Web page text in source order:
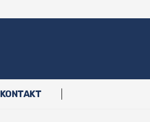
KONTAKT